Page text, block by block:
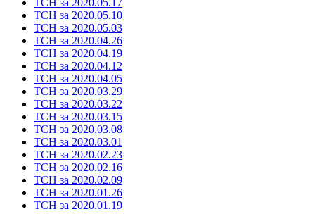
ТСН за 2020.05.10
ТСН за 2020.05.03
ТСН за 2020.04.26
ТСН за 2020.04.19
ТСН за 2020.04.12
ТСН за 2020.04.05
ТСН за 2020.03.29
ТСН за 2020.03.22
ТСН за 2020.03.15
ТСН за 2020.03.08
ТСН за 2020.03.01
ТСН за 2020.02.23
ТСН за 2020.02.16
ТСН за 2020.02.09
ТСН за 2020.01.26
ТСН за 2020.01.19